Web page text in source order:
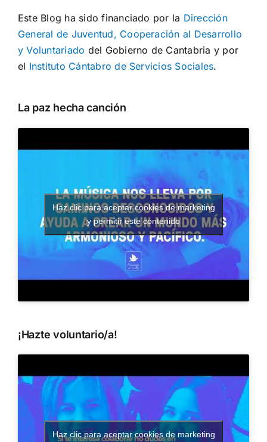
Este Blog ha sido financiado por la Dirección
General de Juventud, Cooperación al Desarrollo
y Voluntariado del Gobierno de Cantabria y por
el Instituto Cántabro de Servicios Sociales.
La paz hecha canción
Haz clic para aceptar cookies de marketing
y permitir este contenido
¡Hazte voluntario/a!
Haz clic para aceptar cookies de marketing